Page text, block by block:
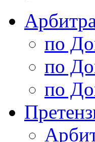
по
по
по